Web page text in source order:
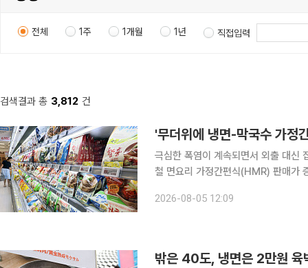
전체 1주 1개월 1년 직접입력
검색결과 총 3,812 건
'무더위에 냉면-막국수 가정
극심한 폭염이 계속되면서 외출 대신
철 면요리 가정간편식(HMR) 판매가
CJ제일제당이 넷플릭스 예능 '흑백요
2026-08-05 12:09
밖은 40도, 냉면은 2만원